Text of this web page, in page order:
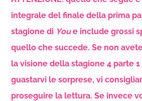
integrale del finale della prima
stagione di Youe include grossi
quello che succede. Se non
la visione della stagione 4 parte
guastarvi le sorprese, vi
proseguire la lettura. Se invece